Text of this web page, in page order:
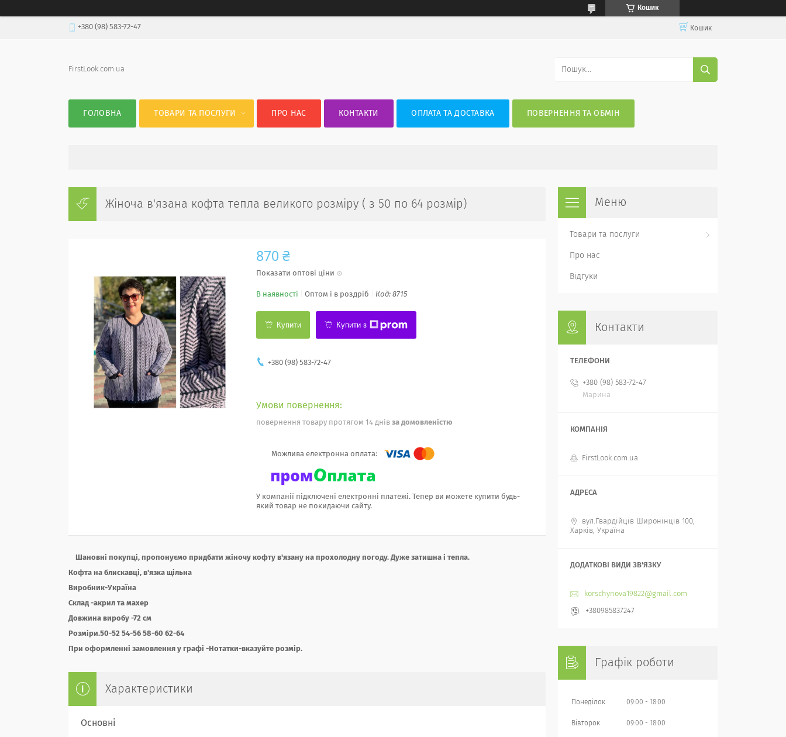
Кошик
+380 (98) 583-72-47 Кошик
FirstLook.com.ua
ГОЛОВНА ТОВАРИ ТА ПОСЛУГИ ПРО НАС КОНТАКТИ ОПЛАТА ТА ДОСТАВКА ПОВЕРНЕННЯ ТА ОБМІН
Жіноча в'язана кофта тепла великого розміру ( з 50 по 64 розмір)
870 ₴
Показати оптові ціни
В наявності Оптом і в роздріб Код: 8715
Купити Купити з
+380 (98) 583-72-47
повернення товару протягом 14 днів за домовленістю
У компанії підключені електронні платежі. Тепер ви можете купити будь-
який товар не покидаючи сайту.
Шановні покупці, пропонуємо придбати жіночу кофту в'язану на прохолодну погоду. Дуже затишна і тепла.
Кофта на блискавці, в'язка щільна
Виробник-Україна
Склад -акрил та махер
Довжина виробу -72 см
Розміри.50-52 54-56 58-60 62-64
При оформленні замовлення у графі -Нотатки-вказуйте розмір.
Характеристики
Основні
Товари та послуги
Про нас
Відгуки
Контакти
+380 (98) 583-72-47
Марина
FirstLook.com.ua
вул.Гвардійців Широнінців 100,
Харків, Україна
korschynova19822@gmail.com
+380985837247
Графік роботи
Понеділок 09:00 18:00
Вівторок 09:00 18:00